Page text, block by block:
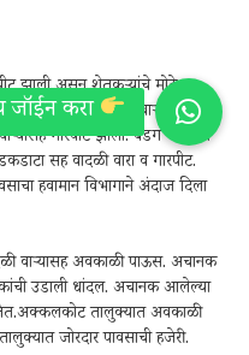
झाली असून शेतकऱ्यांचे मोठे
शहरात वादळी वाऱ्यासह
गारपीट झाली. बेडग व आरग
सह वादळी वारा व गारपीट.
हवामान विभागाने अंदाज दिला
वाऱ्यासह अवकाळी पाऊस. अचानक
उडाली धांदल. अचानक आलेल्या
तालुक्यात अवकाळी
जोरदार पावसाची हजेरी.